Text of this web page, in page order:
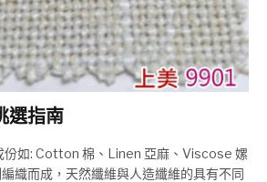
選指南
份如: Cotton 棉、Linen 亞麻、Viscose 嫘
織而成，天然纖維與人造纖維的具有不同